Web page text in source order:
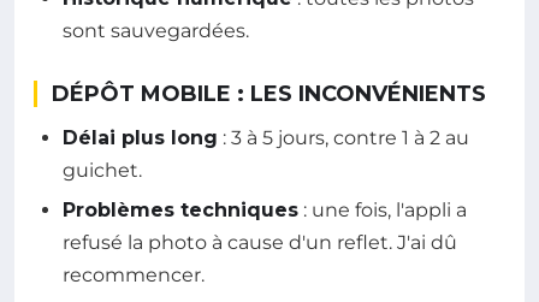
sont sauvegardées.
DÉPÔT MOBILE : LES INCONVÉNIENTS
Délai plus long : 3 à 5 jours, contre 1 à 2 au
guichet.
Problèmes techniques : une fois, l'appli a
refusé la photo à cause d'un reflet. J'ai dû
recommencer.